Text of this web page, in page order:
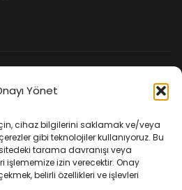
Yönet
cihaz bilgilerini saklamak ve/veya
gibi teknolojiler kullanıyoruz. Bu
tarama davranışı veya
işlememize izin verecektir. Onay
belirli özellikleri ve işlevleri